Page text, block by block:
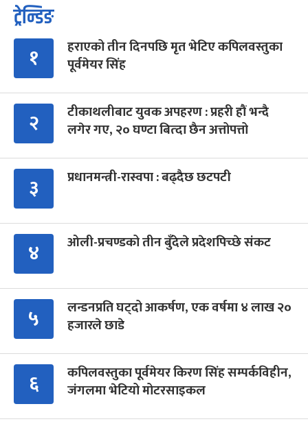
ट्रेन्डिङ
१
हराएको तीन दिनपछि मृत भेटिए कपिलवस्तुका
पूर्वमेयर सिंह
२
टीकाथलीबाट युवक अपहरण : प्रहरी हौं भन्दै
लगेर गए, २० घण्टा बित्दा छैन अत्तोपत्तो
३ प्रधानमन्त्री-रास्वपा : बढ्दैछ छटपटी
४ ओली-प्रचण्डको तीन बुँदेले प्रदेशपिच्छे संकट
५
लन्डनप्रति घट्दो आकर्षण, एक वर्षमा ४ लाख २०
हजारले छाडे
६
कपिलवस्तुका पूर्वमेयर किरण सिंह सम्पर्कविहीन,
जंगलमा भेटियो मोटरसाइकल